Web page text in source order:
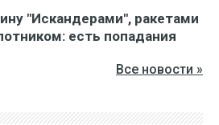
"Искандерами", ракетами
есть попадания
Все новости »